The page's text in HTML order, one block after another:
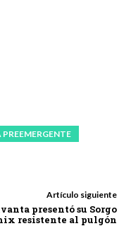
Artículo siguiente
presentó su Sorgo
resistente al pulgón